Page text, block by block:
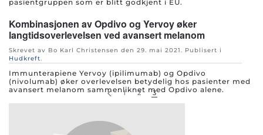
pasientgruppen som er blitt godkjent i EU.
Kombinasjonen av Opdivo og Yervoy øker
langtidsoverlevelsen ved avansert melanom
Skrevet av Bo Karl Christensen den 29. mai 2021. Publisert i
Hudkreft.
Immunterapiene Yervoy (ipilimumab) og Opdivo
(nivolumab) øker overlevelsen betydelig hos pasienter med
avansert melanom sammenliknet med Opdivo alene.
1 2 3